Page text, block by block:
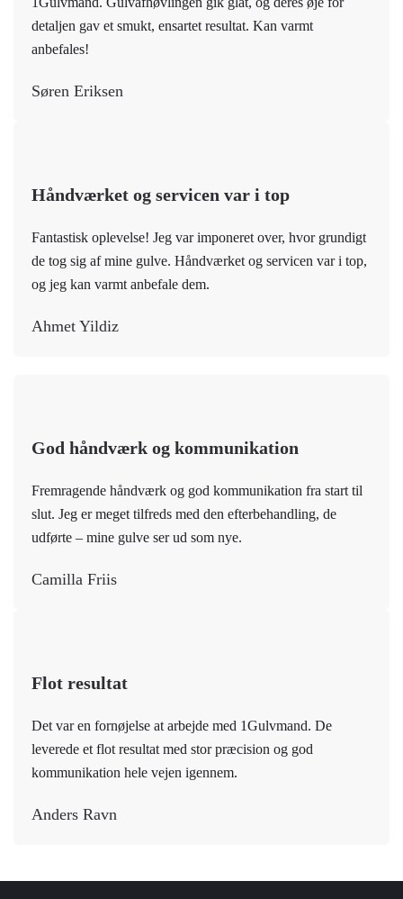
detaljen gav et smukt, ensartet resultat. Kan varmt
anbefales!
Søren Eriksen
Håndværket og servicen var i top
Fantastisk oplevelse! Jeg var imponeret over, hvor grundigt
de tog sig af mine gulve. Håndværket og servicen var i top,
og jeg kan varmt anbefale dem.
Ahmet Yildiz
God håndværk og kommunikation
Fremragende håndværk og god kommunikation fra start til
slut. Jeg er meget tilfreds med den efterbehandling, de
udførte – mine gulve ser ud som nye.
Camilla Friis
Flot resultat
Det var en fornøjelse at arbejde med 1Gulvmand. De
leverede et flot resultat med stor præcision og god
kommunikation hele vejen igennem.
Anders Ravn